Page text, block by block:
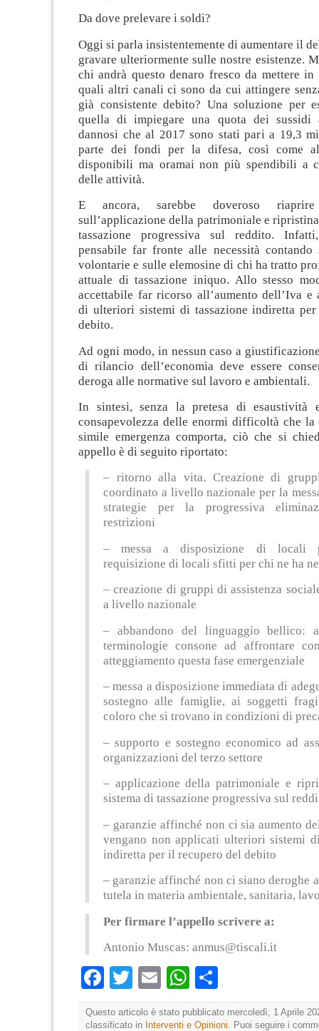
Da dove prelevare i soldi?
Oggi si parla insistentemente di aumentare il
gravare ulteriormente sulle nostre esistenze.
chi andrà questo denaro fresco da mettere in
quali altri canali ci sono da cui attingere
già consistente debito? Una soluzione per
quella di impiegare una quota dei sussidi
dannosi che al 2017 sono stati pari a 19,3
parte dei fondi per la difesa, così come
disponibili ma oramai non più spendibili a
delle attività.
E ancora, sarebbe doveroso
sull’applicazione della patrimoniale e
tassazione progressiva sul reddito.
pensabile far fronte alle necessità contando
volontarie e sulle elemosine di chi ha tratto
attuale di tassazione iniquo. Allo stesso
accettabile far ricorso all’aumento dell’Iva e
di ulteriori sistemi di tassazione indiretta
debito.
Ad ogni modo, in nessun caso a
di rilancio dell’economia deve essere
deroga alle normative sul lavoro e ambientali.
In sintesi, senza la pretesa di esaustività
consapevolezza delle enormi difficoltà che la
simile emergenza comporta, ciò che si
appello è di seguito riportato:
– ritorno alla vita. Creazione di
coordinato a livello nazionale per la
strategie per la progressiva
restrizioni
– messa a disposizione di locali
requisizione di locali sfitti per chi ne ha
– creazione di gruppi di assistenza
a livello nazionale
– abbandono del linguaggio bellico:
terminologie consone ad affrontare
atteggiamento questa fase emergenziale
– messa a disposizione immediata di
sostegno alle famiglie, ai soggetti
coloro che si trovano in condizioni di
– supporto e sostegno economico ad
organizzazioni del terzo settore
– applicazione della patrimoniale e
sistema di tassazione progressiva sul
– garanzie affinché non ci sia aumento
vengano non applicati ulteriori sistemi
indiretta per il recupero del debito
– garanzie affinché non ci siano deroghe
tutela in materia ambientale, sanitaria,
Per firmare l’appello scrivere a:
Antonio Muscas: anmus@tiscali.it
Facebook
TwitterEmailWhatsApp
Questo articolo è stato pubblicato mercoledì, 1 Aprile
classificato in Interventi e Opinioni . Puoi seguire i